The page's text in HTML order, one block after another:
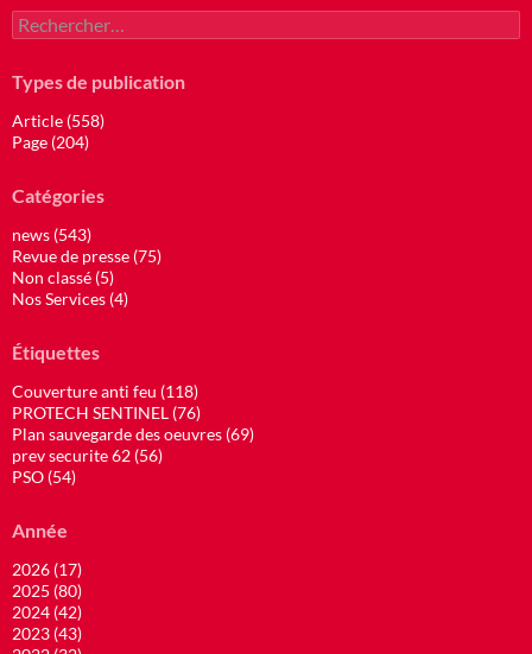
Rechercher :
Types de publication
Article (558)
Page (204)
Catégories
news (543)
Revue de presse (75)
Non classé (5)
Nos Services (4)
Étiquettes
Couverture anti feu (118)
PROTECH SENTINEL (76)
Plan sauvegarde des oeuvres (69)
prev securite 62 (56)
PSO (54)
Année
2026 (17)
2025 (80)
2024 (42)
2023 (43)